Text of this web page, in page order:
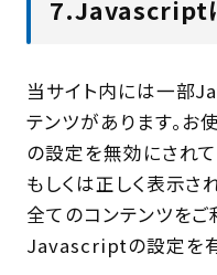
7.Javascript
当サイト内には一部
テンツがあります。
の設定を無効にされて
もしくは正しく表示さ
全てのコンテンツをご
Javascriptの設定を有